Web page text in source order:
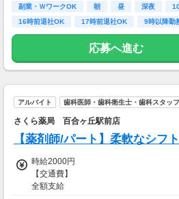
支出合計 ：5万円
→毎月20万円程度の貯金が目指せます
短期でお金を貯めたい方にはピッタ
◇月給：250,000円～
◇昇給あり(年1回)
…実績・医院業績による
【交通費】
副業・ＷワークOK 朝 昼 深夜
16時前退社OK
17時前退社OK
9時以降勤
完全週休2日制 (土…
応募へ進む
アルバイト 歯科医師・歯科衛生士・歯科スタッフ
さくら薬局 百合ヶ丘駅前店
【薬剤師/パート】柔軟なシフ
時給2000円
【交通費】
全額支給